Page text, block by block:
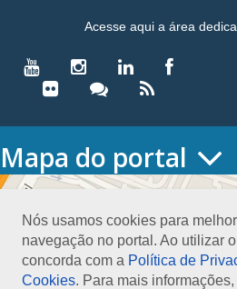
Nós usamos cookies para
navegação no portal. Ao utilizar
concorda com a Política de
Cookies. Para mais
Acesse aqui a área
Mapa do portal
HOME
Conselho Diretor
Nossa Sede
Planejamento
Organograma